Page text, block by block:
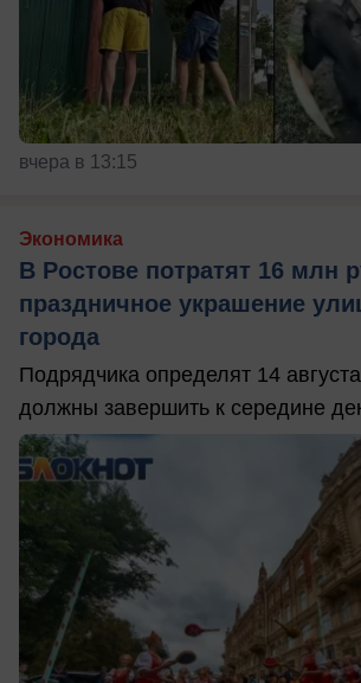
вчера в 13:15
Экономика
В Ростове потратят 16 млн
праздничное украшение
города
Подрядчика определят 14
должны завершить к середине